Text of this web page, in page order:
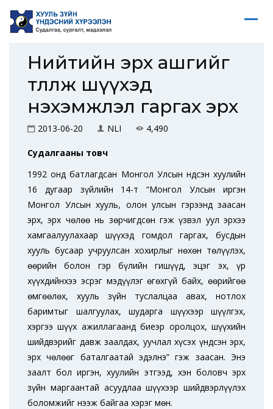
Нийтийн эрх ашгийг
төлөөлж шүүхэд
нэхэмжлэл гаргах эрх
2013-06-20 NLI 4,490
Судалгааны товч
1992 онд батлагдсан Монгол Улсын Үндсэн хуулийн
16 дугаар зүйлийн 14-т “Монгол Улсын иргэн
Монгол Улсын хууль, олон улсын гэрээнд заасан
эрх, эрх чөлөө нь зөрчигдсөн гэж үзвэл уул эрхээ
хамгаалуулахаар шүүхэд гомдол гаргах, бусдын
хууль бусаар учруулсан хохирлыг нөхөн төлүүлэх,
өөрийн болон гэр бүлийн гишүүд, эцэг эх, үр
хүүхдийнхээ эсрэг мэдүүлэг өгөхгүй байх, өөрийгөө
өмгөөлөх, хууль зүйн туслалцаа авах, нотлох
баримтыг шалгуулах, шударга шүүхээр шүүлгэх,
хэргээ шүүх ажиллагаанд биеэр оролцох, шүүхийн
шийдвэрийг давж заалдах, уучлал хүсэх үндсэн эрх,
эрх чөлөөг баталгаатай эдэлнэ” гэж заасан. Энэ
заалт бол иргэн, хуулийн этгээд, хэн боловч эрх
зүйн маргаантай асуудлаа шүүхээр шийдвэрлүүлэх
боломжийг нээж байгаа хэрэг мөн.